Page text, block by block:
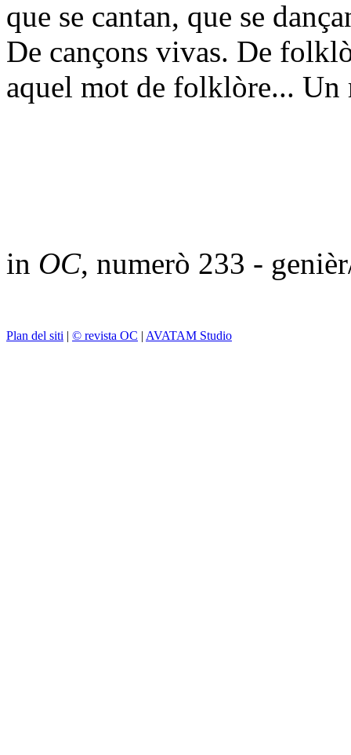
que se cantan, que se
De cançons vivas. De
aquel mot de folklòre... Un
in OC, numerò 233 -
Plan del siti | © revista OC | AVATAM Studio